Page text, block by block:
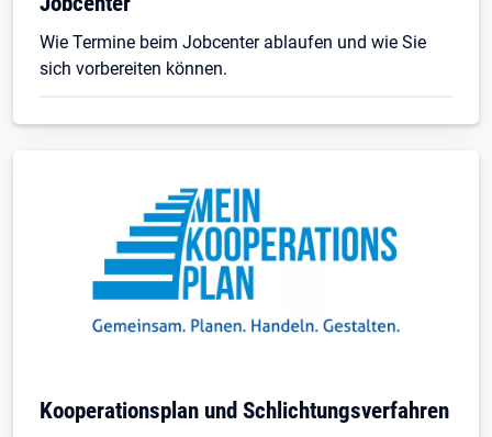
Wie Termine beim Jobcenter ablaufen und wie Sie
sich vorbereiten können.
Kooperationsplan und Schlichtungsverfahren